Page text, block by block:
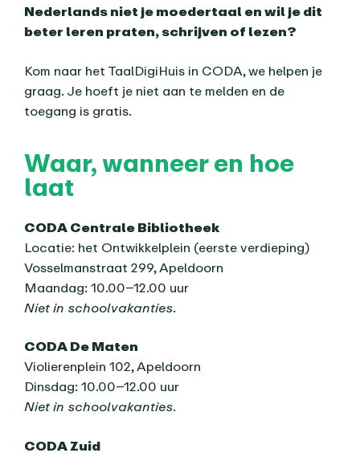
Nederlands niet je moedertaal en wil je dit
beter leren praten, schrijven of lezen?
Kom naar het TaalDigiHuis in CODA, we helpen je
graag. Je hoeft je niet aan te melden en de
toegang is gratis.
Waar, wanneer en hoe
laat
CODA Centrale Bibliotheek
Locatie: het Ontwikkelplein (eerste verdieping)
Vosselmanstraat 299, Apeldoorn
Maandag: 10.00–12.00 uur
Niet in schoolvakanties.
CODA De Maten
Violierenplein 102, Apeldoorn
Dinsdag: 10.00–12.00 uur
Niet in schoolvakanties.
CODA Zuid